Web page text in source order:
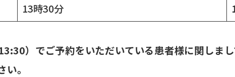
13時30分
）でご予約をいただいている患者様に関しま
。